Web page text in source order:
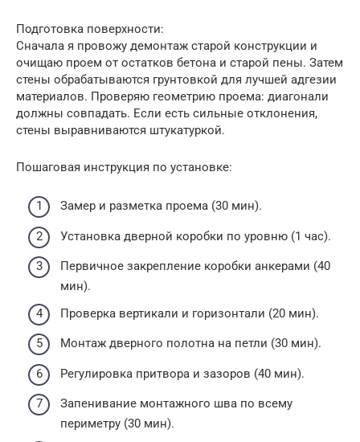
Подготовка поверхности:
Сначала я провожу демонтаж старой конструкции и
очищаю проем от остатков бетона и старой пены. Затем
стены обрабатываются грунтовкой для лучшей адгезии
материалов. Проверяю геометрию проема: диагонали
должны совпадать. Если есть сильные отклонения,
стены выравниваются штукатуркой.
Пошаговая инструкция по установке:
Замер и разметка проема (30 мин).
Установка дверной коробки по уровню (1 час).
Первичное закрепление коробки анкерами (40
мин).
Проверка вертикали и горизонтали (20 мин).
Монтаж дверного полотна на петли (30 мин).
Регулировка притвора и зазоров (40 мин).
Запенивание монтажного шва по всему
периметру (30 мин).